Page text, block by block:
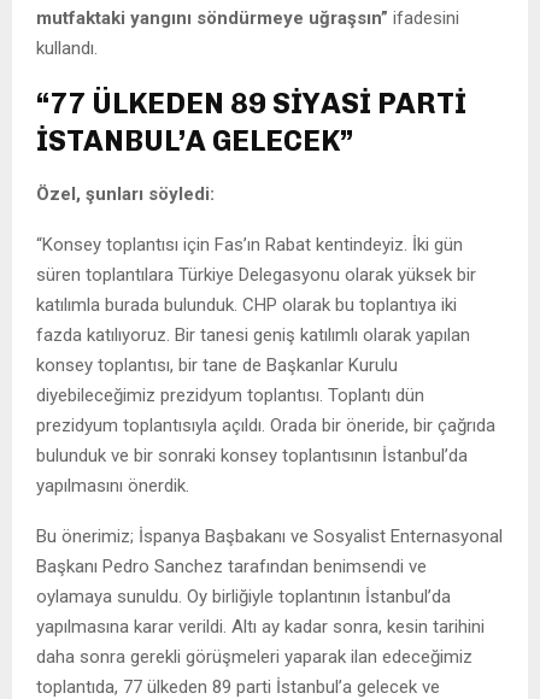
mutfaktaki yangını söndürmeye uğraşsın” ifadesini
kullandı.
“77 ÜLKEDEN 89 SİYASİ PARTİ
İSTANBUL’A GELECEK”
Özel, şunları söyledi:
“Konsey toplantısı için Fas’ın Rabat kentindeyiz. İki gün
süren toplantılara Türkiye Delegasyonu olarak yüksek bir
katılımla burada bulunduk. CHP olarak bu toplantıya iki
fazda katılıyoruz. Bir tanesi geniş katılımlı olarak yapılan
konsey toplantısı, bir tane de Başkanlar Kurulu
diyebileceğimiz prezidyum toplantısı. Toplantı dün
prezidyum toplantısıyla açıldı. Orada bir öneride, bir çağrıda
bulunduk ve bir sonraki konsey toplantısının İstanbul’da
yapılmasını önerdik.
Bu önerimiz; İspanya Başbakanı ve Sosyalist Enternasyonal
Başkanı Pedro Sanchez tarafından benimsendi ve
oylamaya sunuldu. Oy birliğiyle toplantının İstanbul’da
yapılmasına karar verildi. Altı ay kadar sonra, kesin tarihini
daha sonra gerekli görüşmeleri yaparak ilan edeceğimiz
toplantıda, 77 ülkeden 89 parti İstanbul’a gelecek ve